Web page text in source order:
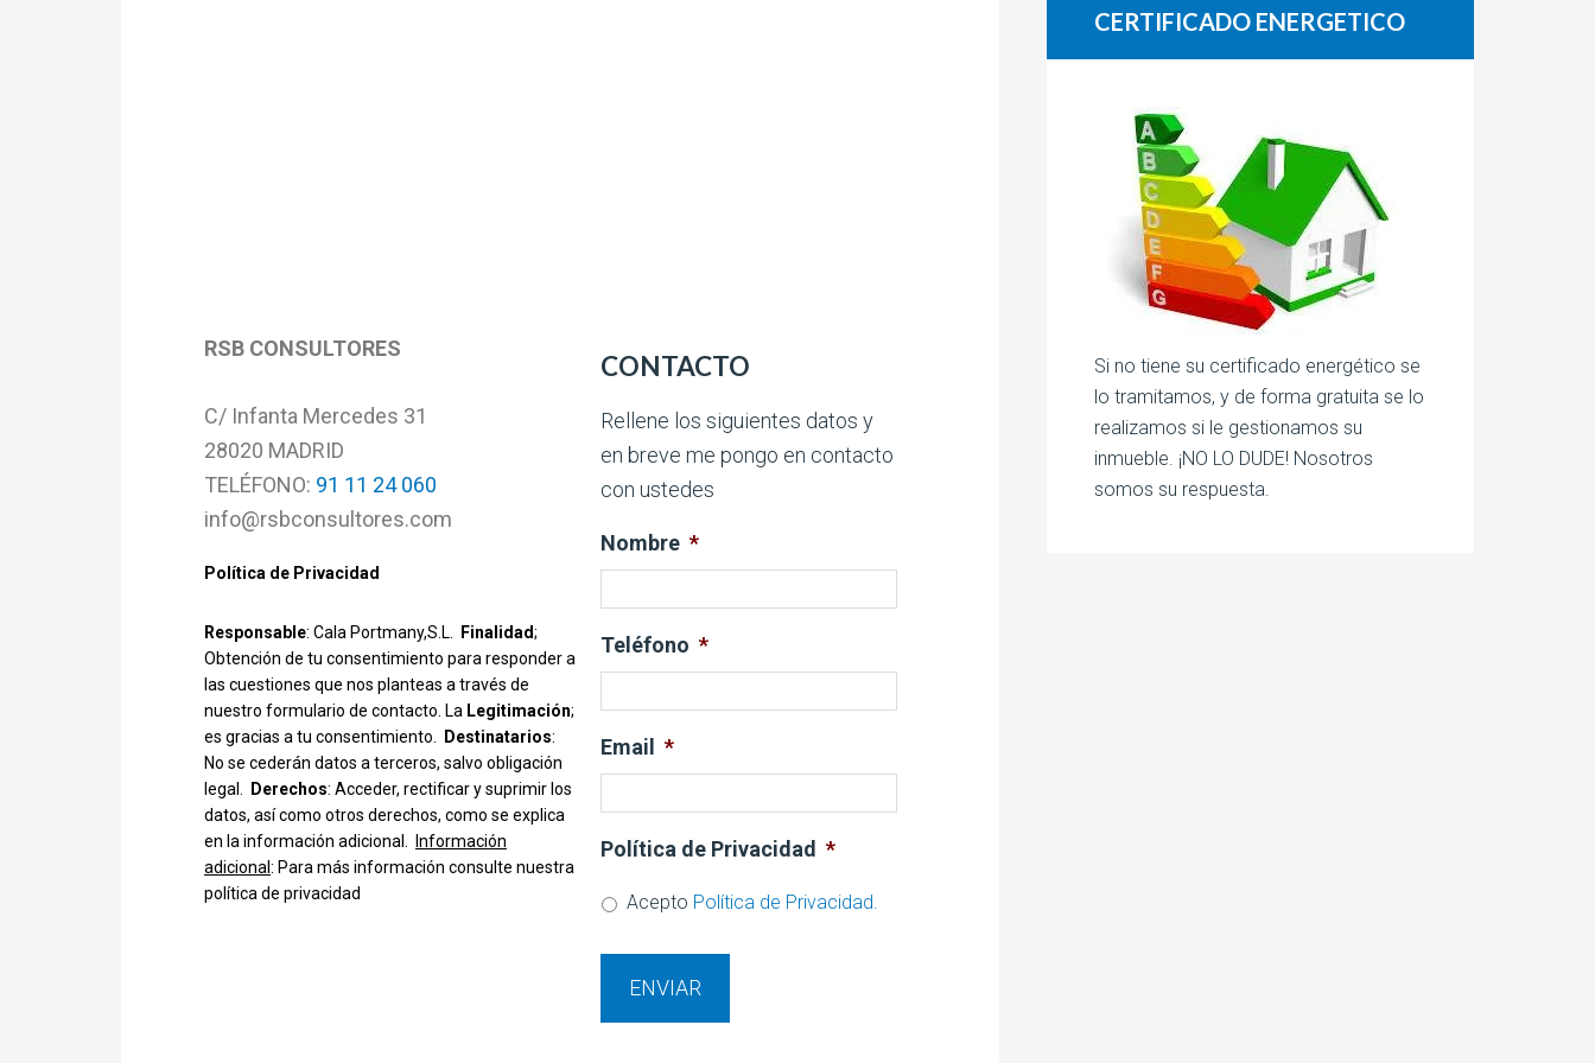
RSB CONSULTORES
C/ Infanta Mercedes 31
28020 MADRID​
TELÉFONO: 91 11 24 060
info@rsbconsultores.com​
Política de Privacidad
Responsable: Cala Portmany,S.L. Finalidad;
Obtención de tu consentimiento para responder a
las cuestiones que nos planteas a través de
nuestro formulario de contacto. La Legitimación;
es gracias a tu consentimiento.
Destinatarios:
No se cederán datos a terceros, salvo obligación
legal.
Derechos: Acceder, rectificar y suprimir los
datos, así como otros derechos, como se explica
en la información adicional.
Información
adicional : Para más información consulte nuestra
política de privacidad
CONTACTO
Rellene los siguientes datos y
en breve me pongo en contacto
con ustedes
Nombre *
Teléfono *
Email *
Política de Privacidad *
Acepto Política de Privacidad.
CERTIFICADO ENERGETICO
Si no tiene su certificado energético se
lo tramitamos, y de forma gratuita se lo
realizamos si le gestionamos su
inmueble. ¡NO LO DUDE! Nosotros
somos su respuesta.